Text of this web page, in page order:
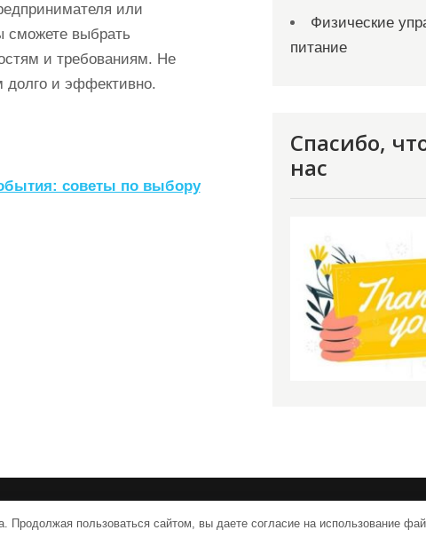
или
сможете выбрать
и требованиям. Не
долго и эффективно.
советы по выбору
Физические
питание
Спасибо,
нас
пользоваться сайтом, вы даете согласие на использование